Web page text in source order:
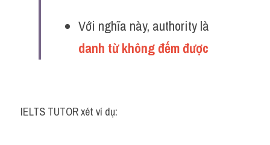
danh từ không đếm được
IELTS TUTOR xét ví dụ: